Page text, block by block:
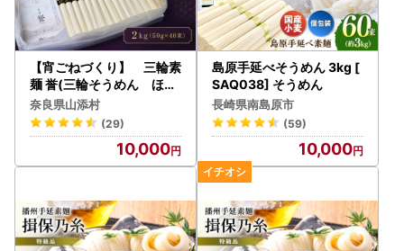
【宵ごねづくり】 三輪素
麺 誉(三輪そうめん ほま
れ) 2kg(50g×40束)
奈良県山添村
(29)
10,000
島原手延べそうめん 3kg [
SAQ038] そうめん
長崎県南島原市
(59)
10,000